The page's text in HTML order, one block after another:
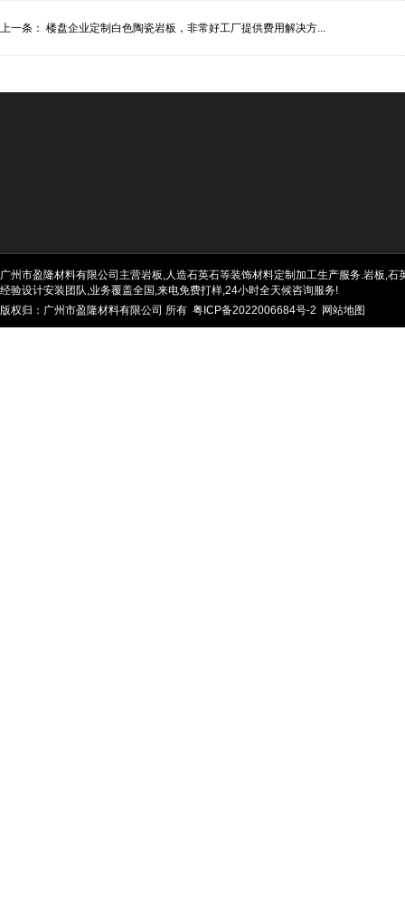
上一条： 楼盘企业定制白色陶瓷岩板，非常好工厂提供费用解决方...
广州市盈隆材料有限公司主营岩板,人造石英石等装饰材料定制加工生产服务.岩板,
经验设计安装团队,业务覆盖全国,来电免费打样,24小时全天候咨询服务!
版权归：广州市盈隆材料有限公司 所有 粤ICP备2022006684号-2 网站地图